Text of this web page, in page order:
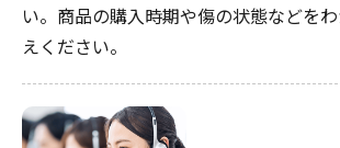
い。商品の購入時期や傷の状態などを
えください。